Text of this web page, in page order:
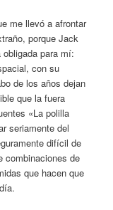
me llevó a afrontar
porque Jack
para mí:
con su
de los años dejan
que la fuera
«La polilla
seriamente del
difícil de
combinaciones de
que hacen que